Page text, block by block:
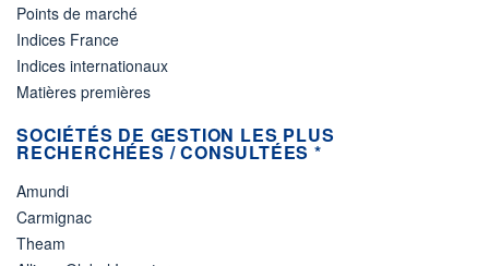
Points de marché
Indices France
Indices internationaux
Matières premières
SOCIÉTÉS DE GESTION LES PLUS
RECHERCHÉES / CONSULTÉES *
Amundi
Carmignac
Theam